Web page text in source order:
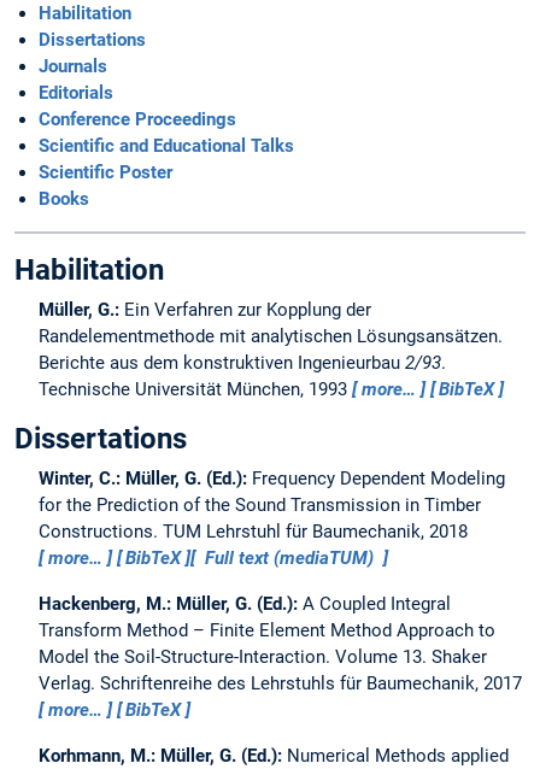
Habilitation
Dissertations
Journals
Editorials
Conference Proceedings
Scientific and Educational Talks
Scientific Poster
Books
Habilitation
Müller, G.: Ein Verfahren zur Kopplung der
Randelementmethode mit analytischen Lösungsansätzen.
Berichte aus dem konstruktiven Ingenieurbau 2/93.
Technische Universität München, 1993
more… BibTeX
Dissertations
Winter, C.: Müller, G. (Ed.): Frequency Dependent Modeling
for the Prediction of the Sound Transmission in Timber
Constructions. TUM Lehrstuhl für Baumechanik, 2018
more…
BibTeX Full text (mediaTUM)
Hackenberg, M.: Müller, G. (Ed.): A Coupled Integral
Transform Method – Finite Element Method Approach to
Model the Soil-Structure-Interaction. Volume 13. Shaker
Verlag. Schriftenreihe des Lehrstuhls für Baumechanik, 2017
more…
BibTeX
Korhmann, M.: Müller, G. (Ed.): Numerical Methods applied